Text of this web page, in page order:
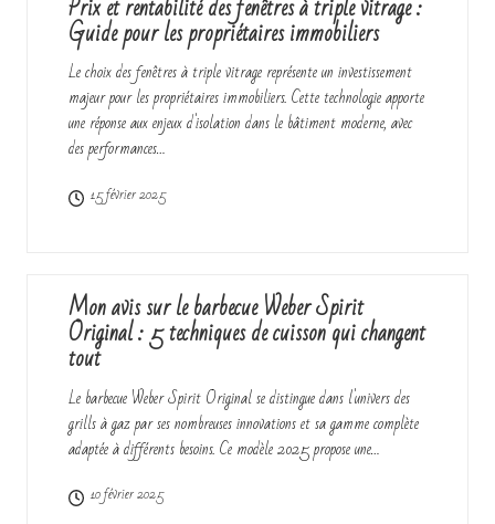
Guide pour les propriétaires immobiliers
Le choix des fenêtres à triple vitrage représente un investissement
majeur pour les propriétaires immobiliers. Cette technologie apporte
une réponse aux enjeux d'isolation dans le bâtiment moderne, avec
des performances…
15 février 2025
Mon avis sur le barbecue Weber Spirit
Original : 5 techniques de cuisson qui changent
tout
Le barbecue Weber Spirit Original se distingue dans l'univers des
grills à gaz par ses nombreuses innovations et sa gamme complète
adaptée à différents besoins. Ce modèle 2025 propose une…
10 février 2025